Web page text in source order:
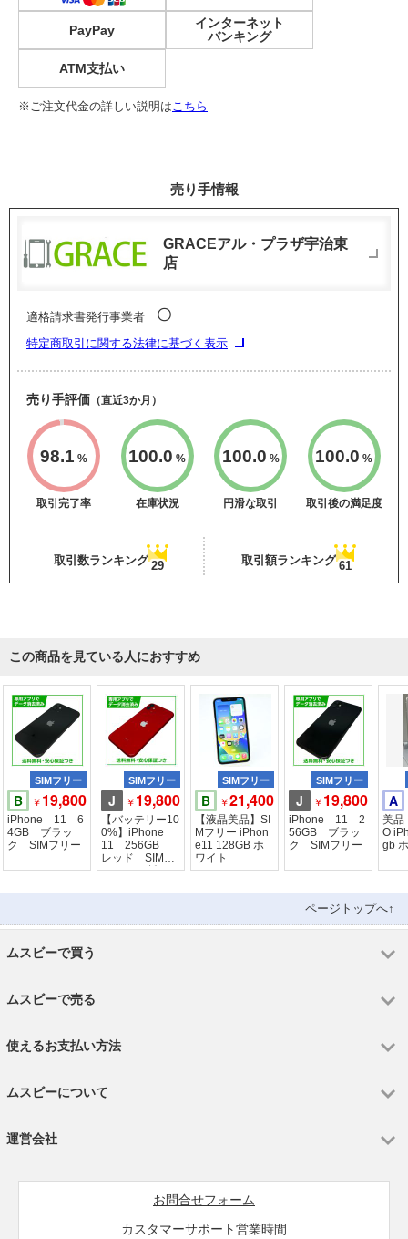
PayPay
インターネット
バンキング
ATM支払い
※ご注文代金の詳しい説明はこちら
売り手情報
GRACEアル・プラザ宇治東
店
適格請求書発行事業者 〇
特定商取引に関する法律に基づく表示
売り手評価 （直近3か月）
98.1 %
取引完了率
100.0 %
在庫状況
100.0 %
円滑な取引
100.0 %
取引後の満足度
取引数ランキング 29 取引額ランキング 61
この商品を見ている人におすすめ
SIMフリー
B ￥19,800
iPhone 11 6
4GB ブラッ
ク SIMフリー
SIMフリー
J ￥19,800
【バッテリー10
0%】iPhone
11 256GB
レッド SIMフ
リー au版
SIMフリー
B ￥21,400
【液晶美品】SI
Mフリー iPhon
e11 128GB ホ
ワイト
SIMフリー
J ￥19,800
iPhone 11 2
56GB ブラッ
ク SIMフリー
A
美
O
gb
ページトップへ↑
ムスビーで買う
ムスビーで売る
使えるお支払い方法
ムスビーについて
運営会社
お問合せフォーム
カスタマーサポート営業時間